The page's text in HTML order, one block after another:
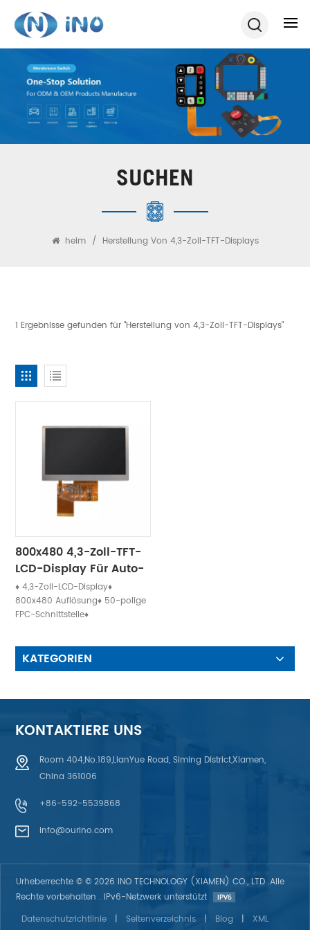
SUCHEN
heim / Herstellung Von 4,3-Zoll-TFT-Displays
1 Ergebnisse gefunden für "Herstellung von 4,3-Zoll-TFT-Displays"
800x480 4,3-Zoll-TFT-
LCD-Display Für Auto-
GPS-Monitormodul
♦ 4,3-Zoll-LCD-Display♦
800x480 Auflösung♦ 50-polige
FPC-Schnittstelle♦
KATEGORIEN
KONTAKTIERE UNS
Room 404,No.189,LianYue Road, Siming District,Xiamen,
China 361006
+86-592-5539868
info@ourino.com
Urheberrechte © © 2026 INO TECHNOLOGY (XIAMEN) CO., LTD .Alle
Rechte vorbehalten . IPv6-Netzwerk unterstützt
Datenschutzrichtlinie
| Seitenverzeichnis | Blog | XML